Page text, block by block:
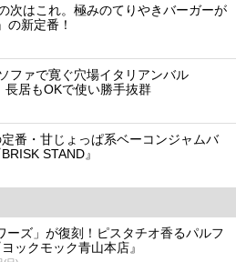
次はこれ。極みのてりやきバーガーが
の新定番！
ファで寛ぐ穴場イタリアンバル
長居もOKで使い勝手抜群
番・甘じょっぱ系ベーコンジャムバ
STAND』
ーズ」が復刻！ピスタチオ香るパルフ
ックモック青山本店』